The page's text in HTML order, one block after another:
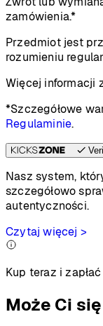
zamówienia.*
Przedmiot jest
rozumieniu
Więcej informacji
*Szczegółowe
Regulaminie.
Nasz system,
szczegółowo
autentyczności.
Czytaj więcej >
Kup teraz i
Może Ci